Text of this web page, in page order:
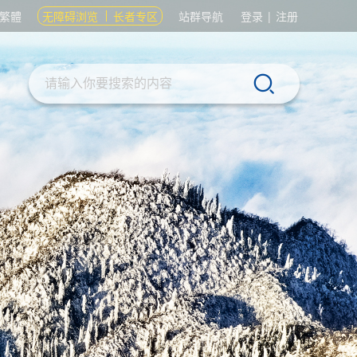
繁體 无障碍浏览 长者专区 站群导航 登录 | 注册